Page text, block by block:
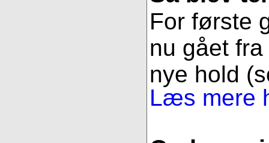
For første
nu gået
nye hold
Læs mere